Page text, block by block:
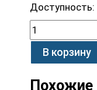
Доступность:
В корзину
Похожие